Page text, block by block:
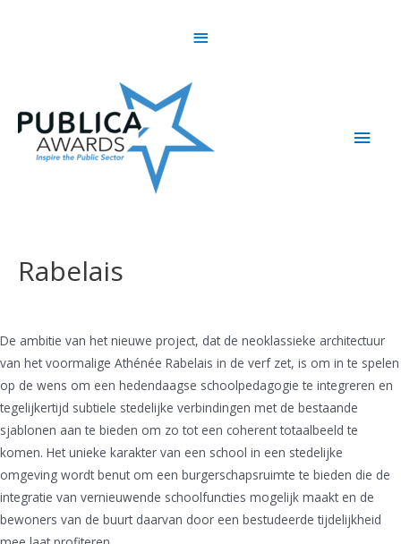
Above
Main
Rabelais
De ambitie van het nieuwe project, dat de neoklassieke architectuur
van het voormalige Athénée Rabelais in de verf zet, is om in te spelen
op de wens om een hedendaagse schoolpedagogie te integreren en
tegelijkertijd subtiele stedelijke verbindingen met de bestaande
sjablonen aan te bieden om zo tot een coherent totaalbeeld te
komen. Het unieke karakter van een school in een stedelijke
omgeving wordt benut om een burgerschapsruimte te bieden die de
integratie van vernieuwende schoolfuncties mogelijk maakt en de
bewoners van de buurt daarvan door een bestudeerde tijdelijkheid